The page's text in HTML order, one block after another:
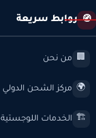
🧭 روابط سريعة
🏢 من نحن
🌍 مركز الشحن الدولي
🏗️ الخدمات اللوجستية